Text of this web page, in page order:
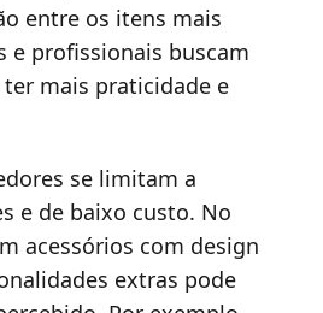
entre os itens mais
e profissionais buscam
mais praticidade e
se limitam a
e de baixo custo. No
acessórios com design
extras pode